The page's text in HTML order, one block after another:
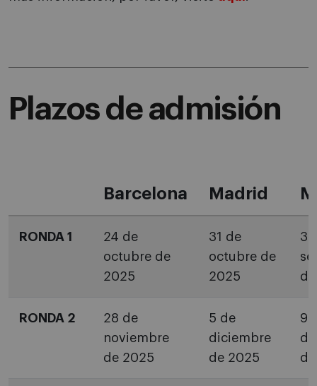
Plazos de admisión
Barcelona Madrid
RONDA 1
24 de
octubre de
2025
31 de
octubre de
2025
RONDA 2
28 de
noviembre
de 2025
5 de
diciembre
de 2025
9